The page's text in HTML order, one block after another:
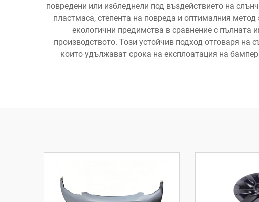
повредени или избледнели под въздействието на
пластмаса, степента на повреда и оптималния
екологични предимства в сравнение с пълната
производството. Този устойчив подход отговаря на
които удължават срока на експлоатация на